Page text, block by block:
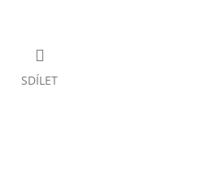
SDÍLET